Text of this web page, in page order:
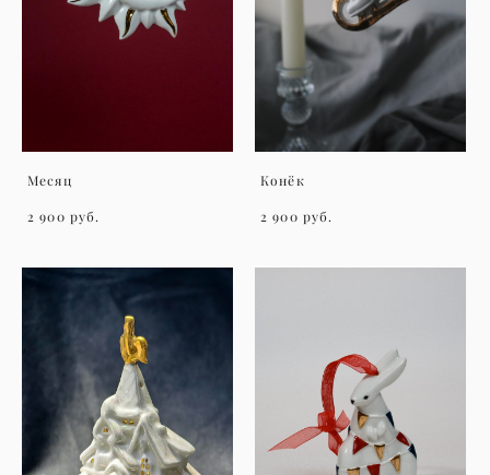
Месяц
2 900 pуб.
Конёк
2 900 pуб.